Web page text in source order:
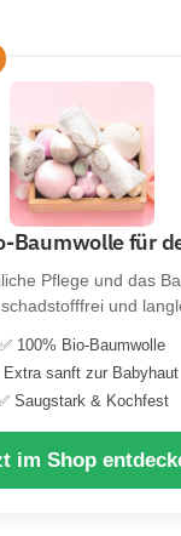
Baumwolle für
Pflege und das
und
✅ 100% Bio-Baumwolle
Extra sanft zur Babyhaut
Saugstark & Kochfest
im Shop